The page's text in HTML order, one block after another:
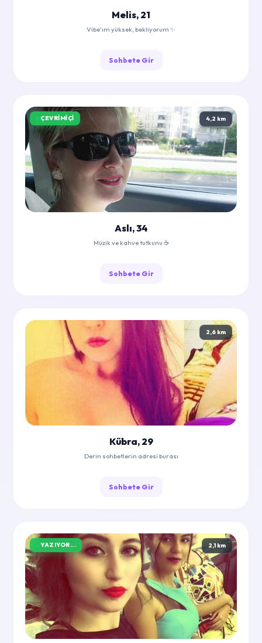
Melis, 21
Vibe'ım yüksek, bekliyorum ✨
Sohbete Gir
ÇEVRIMIÇI 4,2 km
Aslı, 34
Müzik ve kahve tutkunu ☕
Sohbete Gir
2,6 km
Kübra, 29
Derin sohbetlerin adresi burası
Sohbete Gir
YAZIYOR... 2,1 km